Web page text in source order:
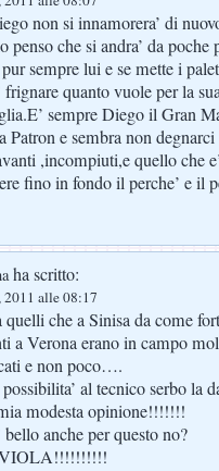
non si innamorera’ di
penso che si andra’ da poche
sempre lui e se mette i
frignare quanto vuole per la
sempre Diego il Gran
Patron e sembra non
,incompiuti,e quello che
fino in fondo il perche’ e il
ha scritto:
alle 08:17
quelli che a Sinisa da come
a Verona erano in campo
e non poco….
al tecnico serbo la
modesta opinione!!!!!!!
anche per questo no?